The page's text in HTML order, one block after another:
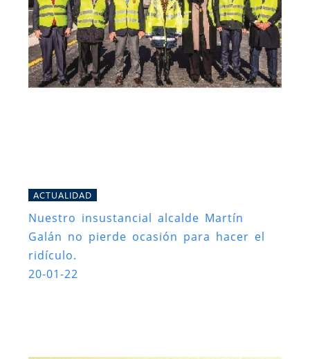
ACTUALIDAD
Nuestro insustancial alcalde Martín
Galán no pierde ocasión para hacer el
ridículo.
20-01-22